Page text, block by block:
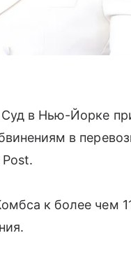
в Нью-Йорке
в
к более чем